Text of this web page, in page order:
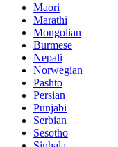
Maori
Marathi
Mongolian
Burmese
Nepali
Norwegian
Pashto
Persian
Punjabi
Serbian
Sesotho